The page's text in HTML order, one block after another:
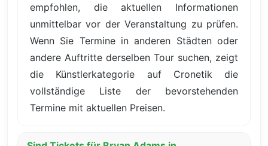
empfohlen, die aktuellen Informationen
unmittelbar vor der Veranstaltung zu prüfen.
Wenn Sie Termine in anderen Städten oder
andere Auftritte derselben Tour suchen, zeigt
die Künstlerkategorie auf Cronetik die
vollständige Liste der bevorstehenden
Termine mit aktuellen Preisen.